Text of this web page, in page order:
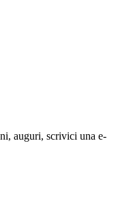
auguri, scrivici una e-